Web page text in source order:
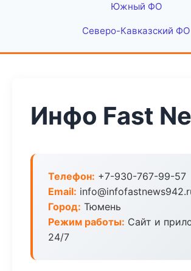
Южный ФО
Северо-Кавказский ФО
Инфо Fast
Телефон: +7-930-767-99-57
Email:
Город: Тюмень
Режим работы: Сайт и
24/7